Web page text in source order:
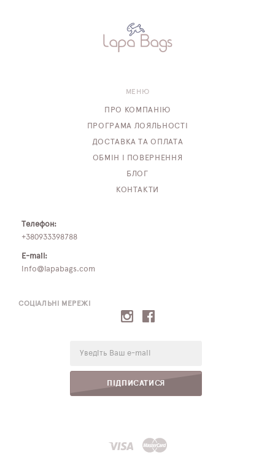
СОЦІАЛЬНІ МЕРЕЖІ
ПІДПИСАТИСЯ
МЕНЮ
ПРО КОМПАНІЮ
ПРОГРАМА ЛОЯЛЬНОСТІ
ДОСТАВКА ТА ОПЛАТА
ОБМІН І ПОВЕРНЕННЯ
БЛОГ
КОНТАКТИ
Телефон:
+380933398788
E-mail:
info@lapabags.com